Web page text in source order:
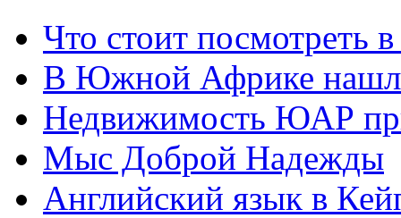
Что стоит посмотреть
В Южной Африке
Недвижимость ЮАР
Мыс Доброй Надежды
Английский язык в